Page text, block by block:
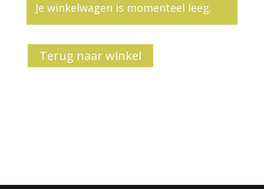
Je winkelwagen is momenteel leeg.
Terug naar winkel